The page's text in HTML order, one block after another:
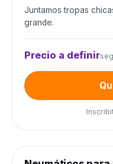
Juntamos tropas
grande.
Precio a definir
Neumáticos y baterías